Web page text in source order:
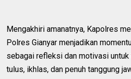
Mengakhiri amanatnya, Kapolres
Polres Gianyar menjadikan
sebagai refleksi dan motivasi
tulus, ikhlas, dan penuh tanggung